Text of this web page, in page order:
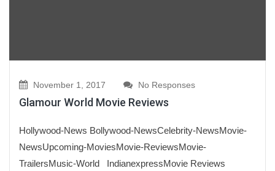
November 1, 2017 No Responses
Glamour World Movie Reviews
Hollywood-News Bollywood-NewsCelebrity-NewsMovie-
NewsUpcoming-MoviesMovie-ReviewsMovie-
TrailersMusic-World IndianexpressMovie Reviews